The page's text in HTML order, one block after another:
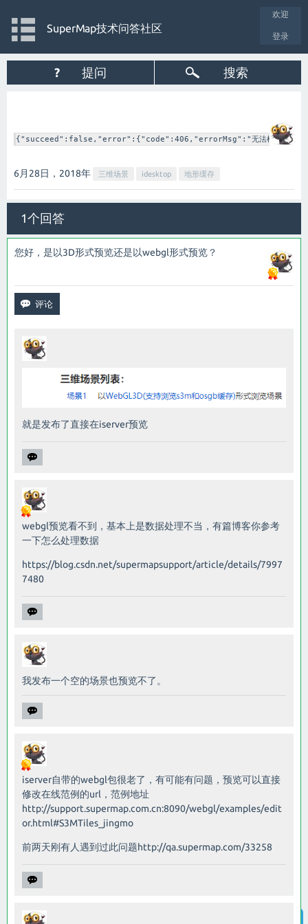
欢迎
登录
SuperMap技术问答社区
? 提问 搜索
{"succeed":false,"error":{"code":406,"errorMsg":"无法根据客户端的
6月28日，2018年 三维场景 idesktop 地形缓存
1个回答
您好，是以3D形式预览还是以webgl形式预览？
就是发布了直接在iserver预览
webgl预览看不到，基本上是数据处理不当，有篇博客你参考
一下怎么处理数据
https://blog.csdn.net/supermapsupport/article/details/7997
7480
我发布一个空的场景也预览不了。
iserver自带的webgl包很老了，有可能有问题，预览可以直接
修改在线范例的url，范例地址
http://support.supermap.com.cn:8090/webgl/examples/edit
or.html#S3MTiles_jingmo
前两天刚有人遇到过此问题http://qa.supermap.com/33258